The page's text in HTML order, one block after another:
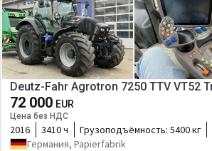
Deutz-Fahr Agrotron 7250 TTV VT52
72 000 EUR
Цена без НДС
2016 3410 ч Грузоподъёмность: 5400 кг
Германия, Papierfabrik